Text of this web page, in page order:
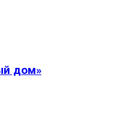
дом»